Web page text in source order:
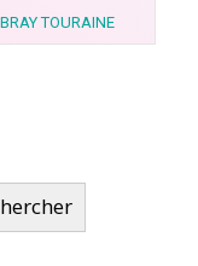
TOURAINE